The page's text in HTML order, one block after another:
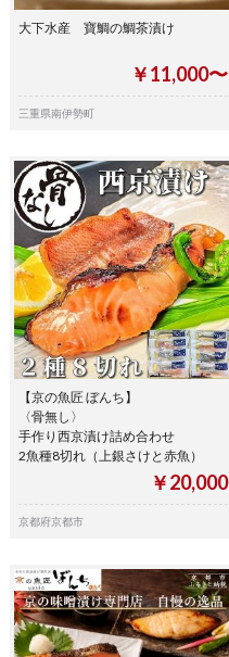
大下水産 寶鯛の鯛茶漬け
￥11,000〜
三重県南伊勢町
【京の魚匠 ぼんち】
〈骨無し〉
手作り西京漬け詰め合わせ
2魚種8切れ（上銀さけと赤魚）
￥20,000
京都府京都市